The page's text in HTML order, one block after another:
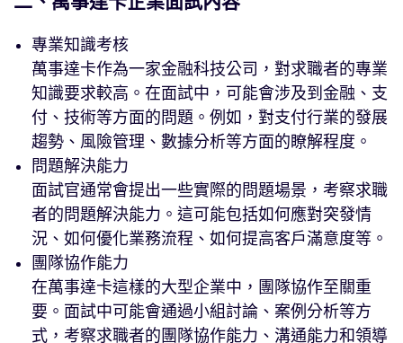
專業知識考核
萬事達卡作為一家金融科技公司，對求職者的專業
知識要求較高。在面試中，可能會涉及到金融、支
付、技術等方面的問題。例如，對支付行業的發展
趨勢、風險管理、數據分析等方面的瞭解程度。
問題解決能力
面試官通常會提出一些實際的問題場景，考察求職
者的問題解決能力。這可能包括如何應對突發情
況、如何優化業務流程、如何提高客戶滿意度等。
團隊協作能力
在萬事達卡這樣的大型企業中，團隊協作至關重
要。面試中可能會通過小組討論、案例分析等方
式，考察求職者的團隊協作能力、溝通能力和領導